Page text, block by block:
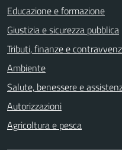
Educazione e formazione
Giustizia e sicurezza pubblica
Tributi, finanze e
Ambiente
Salute, benessere e
Autorizzazioni
Agricoltura e pesca